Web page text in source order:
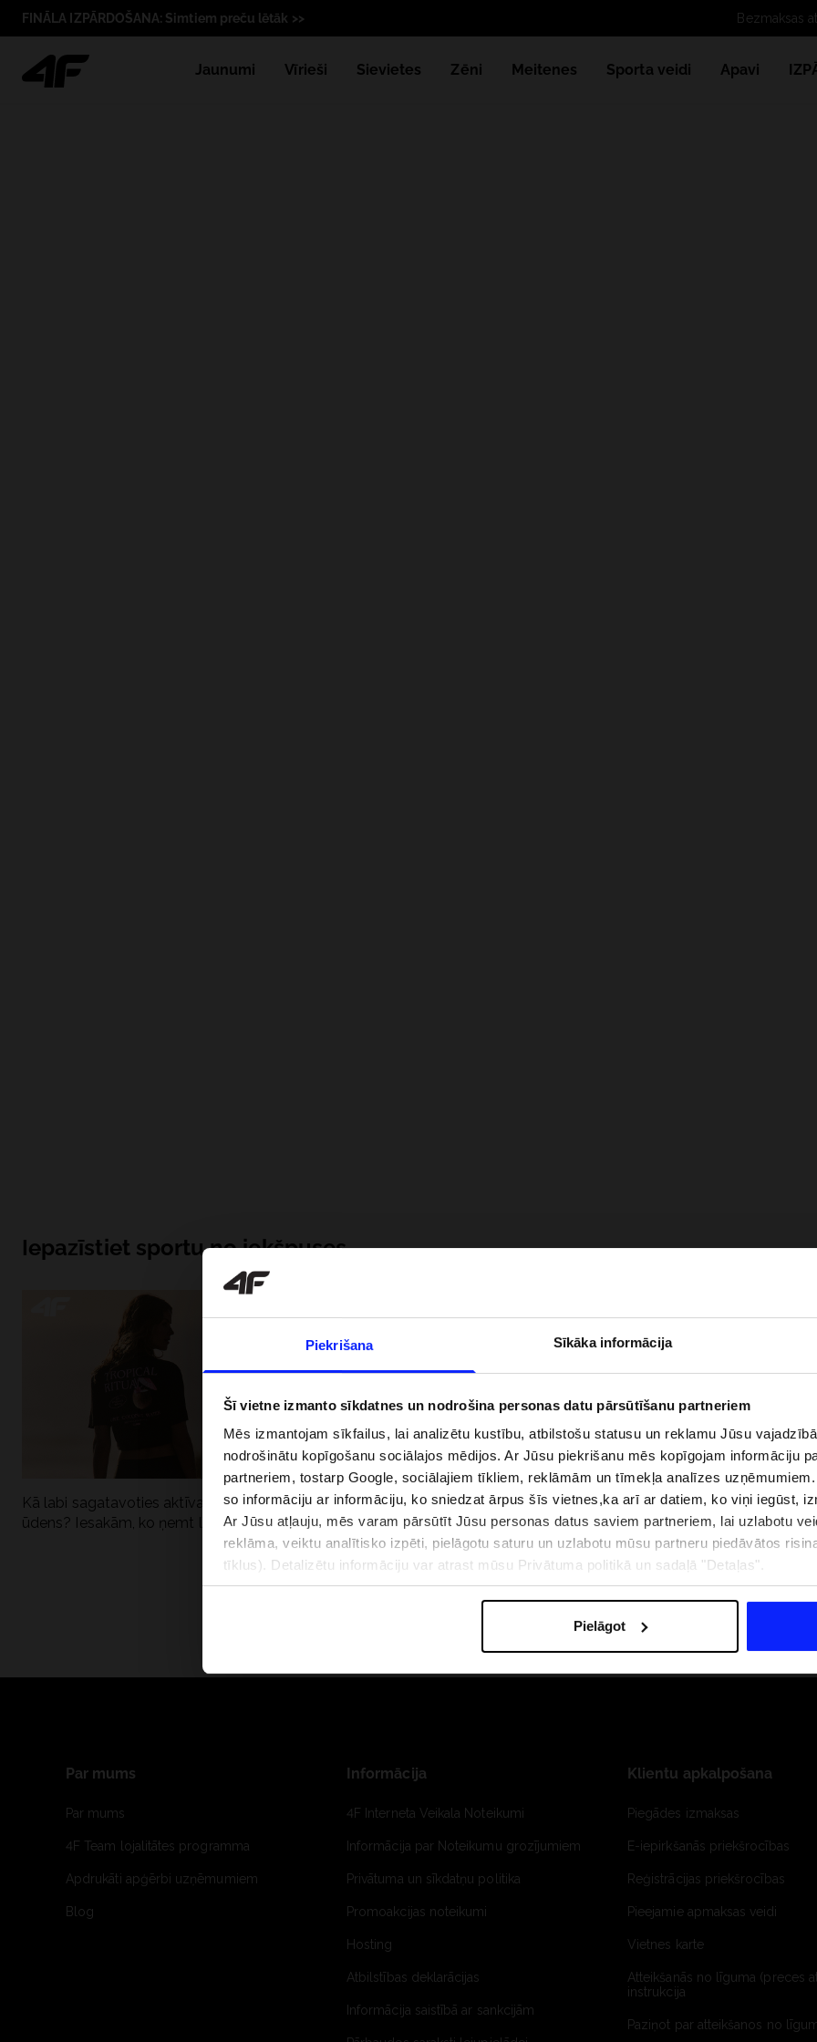
Piekrišana Sīkāka informācija
Šī vietne izmanto sīkdatnes un nodrošina personas datu pārsūtīšanu partneriem
Mēs izmantojam sīkfailus, lai analizētu kustību, atbilstošu statusu un reklamu Jūsu
nodrošinātu kopīgošanu sociālajos mēdijos. Ar Jūsu piekrišanu mēs kopīgojam informāciju
partneriem, tostarp Google, sociālajiem tīkliem, reklāmām un tīmekļa analīzes
so informāciju ar informāciju, ko sniedzat ārpus šīs vietnes,ka arī ar datiem, ko viņi iegūst,
Ar Jūsu atļauju, mēs varam pārsūtīt Jūsu personas datus saviem partneriem, lai uzlabotu
reklāma, veiktu analītisko izpēti, pielāgotu saturu un uzlabotu mūsu partneru piedāvātos
tīklus). Detalizētu informāciju var atrast mūsu Privātuma politikā un sadaļā "Detaļas".
Pielāgot
FINĀLA IZPĀRDOŠANA: Simtiem preču lētāk >>
Jaunumi Vīrieši Sievietes Zēni Meitenes Sporta veidi Apavi
Iepazīstiet sportu no iekšpuses
Kā labi sagatavoties aktīvai dienai pie
ūdens? Iesakām, ko ņemt līdzi
Kāpēc UV aizsardzībai pie ūdens jābūt
dubultai: UPF apģērbs + SPF
Jaunā 4F tenisa un padela kolekcija.
Sportiska funkcionalitāte satiekas ar
mūsdienīgu stilu
VEIKALU ADRESES B2B 4F TEAM LOJALITĀTES
Par mums
Par mums
4F Team lojalitātes programma
Apdrukāti apģērbi uzņēmumiem
Blog
Informācija
4F Interneta Veikala Noteikumi
Informācija par Noteikumu grozījumiem
Privātuma un sīkdatņu politika
Promoakcijas noteikumi
Hosting
Atbilstības deklarācijas
Informācija saistībā ar sankcijām
Klientu apkalpošana
Piegādes izmaksas
E-iepirkšanās priekšrocības
Reģistrācijas priekšrocības
Pieejamie apmaksas veidi
Vietnes karte
Atteikšanās no līguma (preces
instrukcija
Paziņot par atteikšanos no